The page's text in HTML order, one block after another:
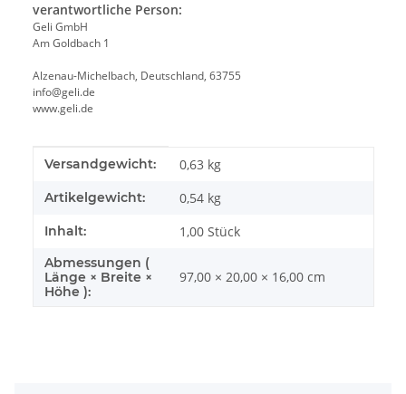
verantwortliche Person:
Geli GmbH
Am Goldbach 1
Alzenau-Michelbach, Deutschland, 63755
info@geli.de
www.geli.de
Produkteigenschaft
Wert
Versandgewicht: 0,63 kg
Artikelgewicht: 0,54 kg
Inhalt: 1,00 Stück
Abmessungen (
Länge × Breite ×
Höhe ):
97,00 × 20,00 × 16,00 cm